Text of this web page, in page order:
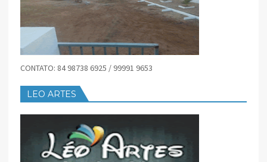
CONTATO: 84 98738 6925 / 99991 9653
LEO ARTES